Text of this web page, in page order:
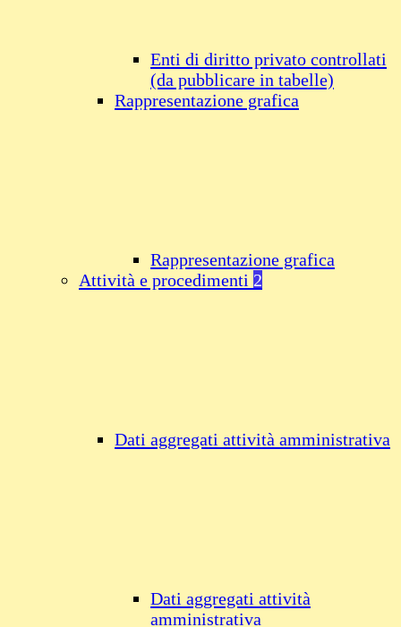
Enti di diritto privato controllati
(da pubblicare in tabelle)
Rappresentazione grafica
Rappresentazione grafica
Attività e procedimenti 2
Dati aggregati attività amministrativa
Dati aggregati attività
amministrativa